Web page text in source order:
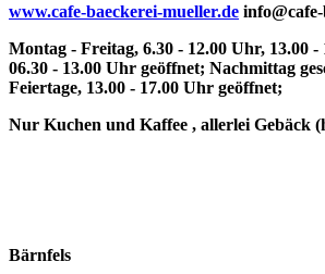
www.cafe-baeckerei-mueller.de
Montag - Freitag, 6.30 - 12.00 Uhr, 13.00 -
06.30 - 13.00 Uhr geöffnet; Nachmittag
Feiertage, 13.00 - 17.00 Uhr geöffnet;
Nur Kuchen und Kaffee , allerlei Gebäck
Bärnfels